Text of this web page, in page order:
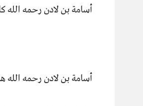
أسامة بن لادن رحمه
أسامة بن لادن رحمه